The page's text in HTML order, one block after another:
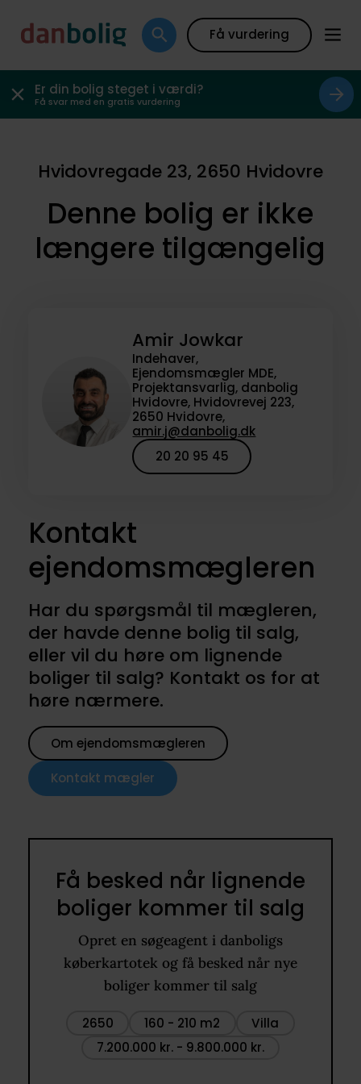
Få vurdering
Er din bolig steget i værdi?
Få svar med en gratis vurdering
Hvidovregade 23, 2650 Hvidovre
Denne bolig er ikke
længere tilgængelig
Amir Jowkar
Indehaver,
Ejendomsmægler MDE,
Projektansvarlig, danbolig
Hvidovre, Hvidovrevej 223,
2650 Hvidovre,
amir.j@danbolig.dk
20 20 95 45
Kontakt
ejendomsmægleren
Har du spørgsmål til mægleren,
der havde denne bolig til salg,
eller vil du høre om lignende
boliger til salg? Kontakt os for at
høre nærmere.
Om ejendomsmægleren
Kontakt mægler
Få besked når lignende
boliger kommer til salg
Opret en søgeagent i danboligs
køberkartotek og få besked når nye
boliger kommer til salg
2650 160 - 210 m2
Villa
7.200.000 kr. - 9.800.000 kr.